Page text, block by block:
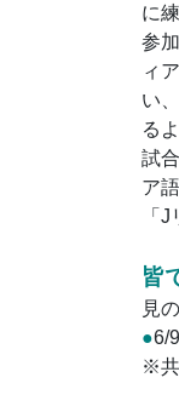
に
参
ィ
い
る
試
ア
「
皆
見
●6/
※